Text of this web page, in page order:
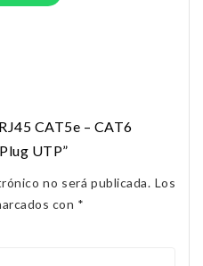
CAT5e – CAT6
UTP”
no será publicada. Los
con *